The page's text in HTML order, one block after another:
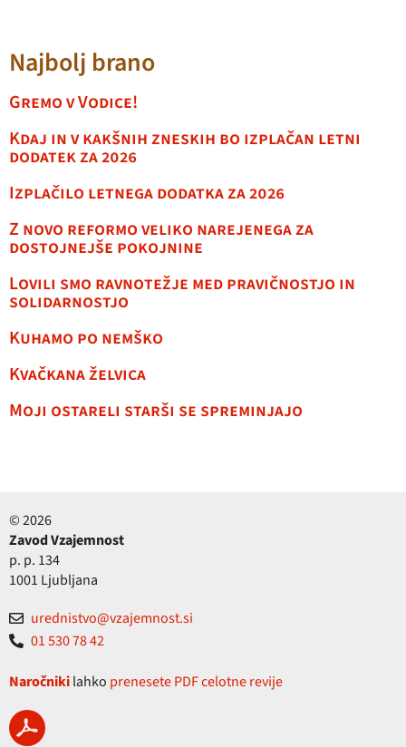
Najbolj brano
Gremo v Vodice!
Kdaj in v kakšnih zneskih bo izplačan letni
dodatek za 2026
Izplačilo letnega dodatka za 2026
Z novo reformo veliko narejenega za
dostojnejše pokojnine
Lovili smo ravnotežje med pravičnostjo in
solidarnostjo
Kuhamo po nemško
Kvačkana želvica
Moji ostareli starši se spreminjajo
© 2026
Zavod Vzajemnost
p. p. 134
1001 Ljubljana
urednistvo@vzajemnost.si
01 530 78 42
Naročnikilahko prenesete PDF celotne revije